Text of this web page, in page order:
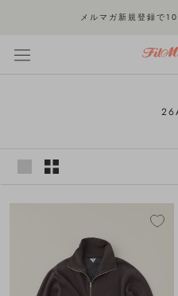
メルマガ新規登録で